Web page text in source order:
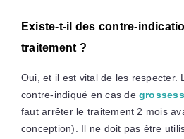
Existe-t-il des contre-
traitement ?
Oui, et il est vital de les respecter.
contre-indiqué en cas de
faut arrêter le traitement 2 mois
conception). Il ne doit pas être